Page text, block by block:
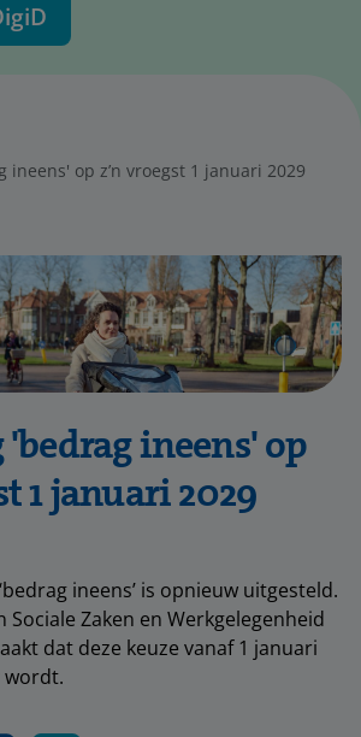
ineens' op z’n vroegst 1 januari 2029
ineens' op
1 januari 2029
ineens’ is opnieuw uitgesteld.
Zaken en Werkgelegenheid
dat deze keuze vanaf 1 januari
wordt.